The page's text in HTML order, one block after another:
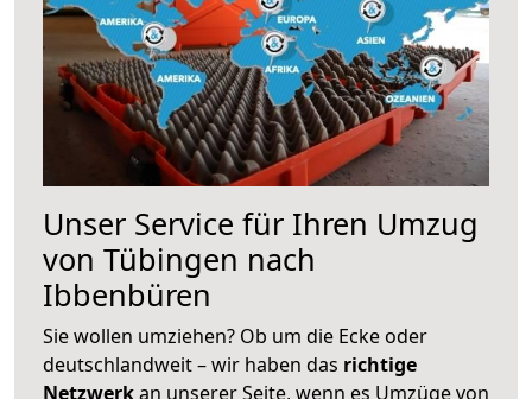
Unser Service für Ihren Umzug
von Tübingen nach
Ibbenbüren
Sie wollen umziehen? Ob um die Ecke oder
deutschlandweit – wir haben das richtige
Netzwerkan unserer Seite, wenn es Umzüge von